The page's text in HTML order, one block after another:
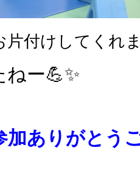
片付けしてくれ
ー💪✨
加ありがとう